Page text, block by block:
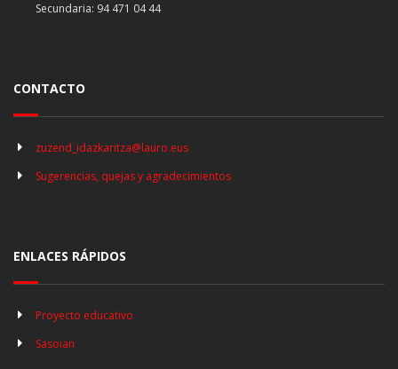
Secundaria: 94 471 04 44
CONTACTO
zuzend_idazkaritza@lauro.eus
Sugerencias, quejas y agradecimientos
ENLACES RÁPIDOS
Proyecto educativo
Sasoian